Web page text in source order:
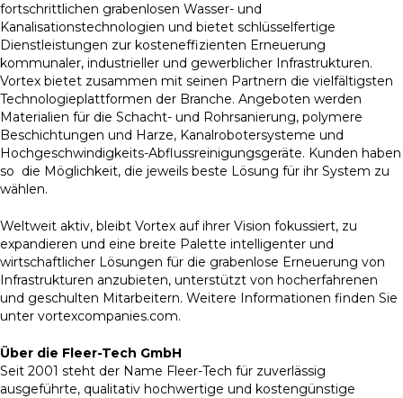
fortschrittlichen grabenlosen Wasser- und
Kanalisationstechnologien und bietet schlüsselfertige
Dienstleistungen zur kosteneffizienten Erneuerung
kommunaler, industrieller und gewerblicher Infrastrukturen.
Vortex bietet zusammen mit seinen Partnern die vielfältigsten
Technologieplattformen der Branche. Angeboten werden
Materialien für die Schacht- und Rohrsanierung, polymere
Beschichtungen und Harze, Kanalrobotersysteme und
Hochgeschwindigkeits-Abflussreinigungsgeräte. Kunden haben
so die Möglichkeit, die jeweils beste Lösung für ihr System zu
wählen.
Weltweit aktiv, bleibt Vortex auf ihrer Vision fokussiert, zu
expandieren und eine breite Palette intelligenter und
wirtschaftlicher Lösungen für die grabenlose Erneuerung von
Infrastrukturen anzubieten, unterstützt von hocherfahrenen
und geschulten Mitarbeitern. Weitere Informationen finden Sie
unter vortexcompanies.com.
Über die Fleer-Tech GmbH
Seit 2001 steht der Name Fleer-Tech für zuverlässig
ausgeführte, qualitativ hochwertige und kostengünstige